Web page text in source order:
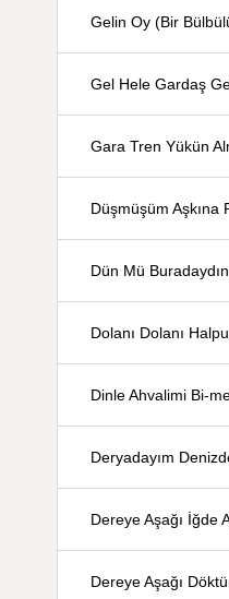
Gelin Oy (Bir
Gel Hele Gardaş
Gara Tren Yükün
Düşmüşüm Aşkına
Dün Mü
Dolanı Dolanı
Dinle Ahvalimi Bi-
Deryadayım
Dereye Aşağı İğde
Dereye Aşağı